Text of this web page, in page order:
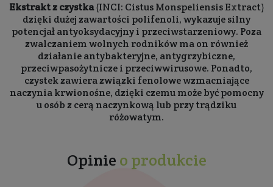
Ekstrakt z czystka(INCI: Cistus Monspeliensis Extract)
dzięki dużej zawartości polifenoli, wykazuje silny
potencjał antyoksydacyjny i przeciwstarzeniowy. Poza
zwalczaniem wolnych rodników ma on również
działanie antybakteryjne, antygrzybiczne,
przeciwpasożytnicze i przeciwwirusowe. Ponadto,
czystek zawiera związki fenolowe wzmacniające
naczynia krwionośne, dzięki czemu może być pomocny
u osób z cerą naczynkową lub przy trądziku
różowatym.
Opinie o produkcie